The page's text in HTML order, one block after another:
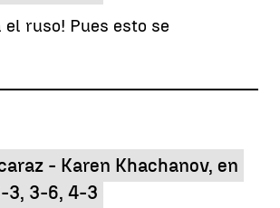
el ruso! Pues esto se
- Karen Khachanov, en
3, 3-6, 4-3